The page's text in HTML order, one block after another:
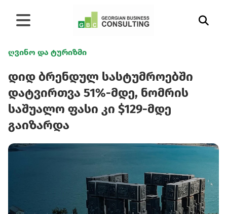
ღვინო და ტურიზმი
დიდ ბრენდულ სასტუმროებში
დატვირთვა 51%-მდე, ნომრის
საშუალო ფასი კი $129-მდე
გაიზარდა